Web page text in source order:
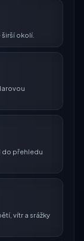
okolí.
do přehledu
vítr a srážky